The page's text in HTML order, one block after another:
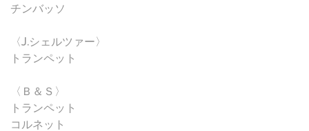
チンバッソ
〈J.シェルツァー〉
トランペット
〈Ｂ＆Ｓ〉
トランペット
コルネット